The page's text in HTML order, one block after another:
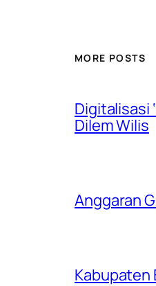
MORE POSTS
Digitalisasi
Dilem Wilis
Anggaran
Kabupaten